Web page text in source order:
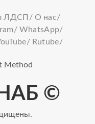
ЛДСП
О нас
WhatsApp
Rutube
©